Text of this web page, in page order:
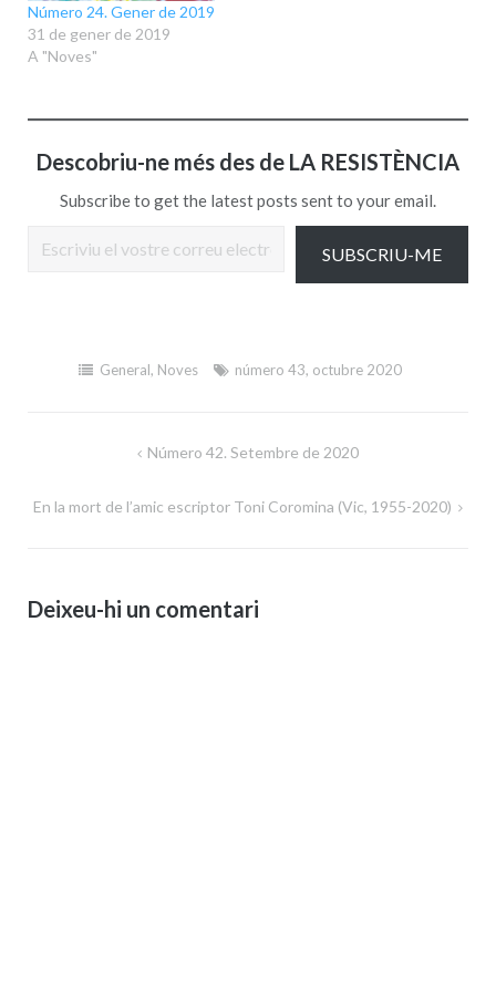
Número 24. Gener de 2019
31 de gener de 2019
A "Noves"
Descobriu-ne més des de LA RESISTÈNCIA
Subscribe to get the latest posts sent to your email.
SUBSCRIU-ME
General, Noves número 43, octubre 2020
Navegació Número 42. Setembre de 2020
En la mort de l’amic escriptor Toni Coromina (Vic, 1955-2020)
Deixeu-hi un comentari